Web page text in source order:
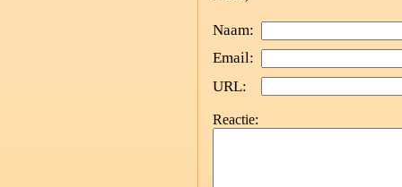
Naam:
Email:
URL:
Reactie: